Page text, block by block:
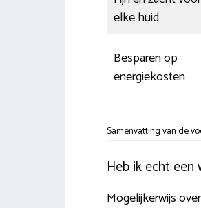
elke huid
Besparen op
energiekosten
Samenvatting van de
Heb ik echt
Mogelijkerwijs